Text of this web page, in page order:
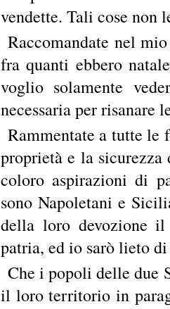
vendette. Tali cose non
Raccomandate nel
fra quanti ebbero
voglio solamente
necessaria per risanare
Rammentate a tutte le
proprietà e la
coloro aspirazioni di
sono Napoletani e
della loro devozione
patria, ed io sarò lieto
Che i popoli delle due
il loro territorio in